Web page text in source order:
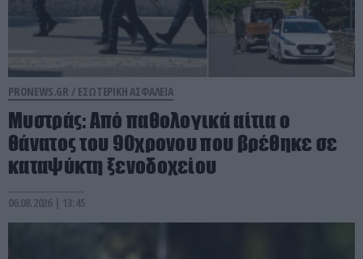
PRONEWS.GR / ΕΣΩΤΕΡΙΚΗ ΑΣΦΑΛΕΙΑ
Μυστράς: Από παθολογικά αίτια ο
θάνατος του 90χρονου που βρέθηκε σε
καταψύκτη ξενοδοχείου
06.08.2026 | 13:45